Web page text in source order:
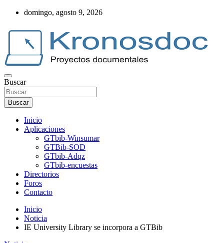
Saltar
contenido
domingo, agosto 9, 2026
Web Kronosdoc
Buscar
Buscar
Inicio
Aplicaciones
GTbib-Winsumar
GTBib-SOD
GTbib-Adqz
GTbib-encuestas
Directorios
Foros
Contacto
Inicio
Noticia
IE University Library se incorpora a GTBib